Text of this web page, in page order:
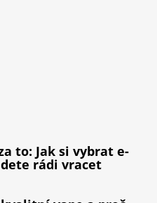
to: Jak si vybrat e-
rádi vracet